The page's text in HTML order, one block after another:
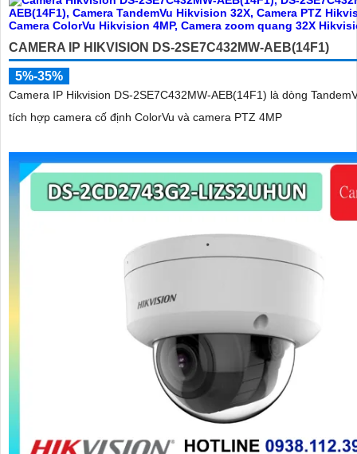
CAMERA IP HIKVISION DS-2SE7C432MW-AEB(14F1)
5%-35%
Camera IP Hikvision DS-2SE7C432MW-AEB(14F1) là dòng
tích hợp camera cố định ColorVu và camera PTZ 4MP